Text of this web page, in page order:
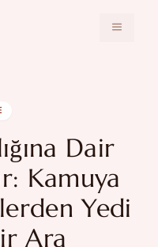
MENÜ
Dair
Kamuya
Yedi
Ara